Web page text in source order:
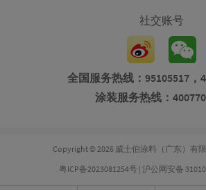
社交账号
全国服务热线：95105517，
涂装服务热线：
Copyright © 2026 威士伯涂料（广东）有
粤ICP备2023081254号 | 沪公网安备